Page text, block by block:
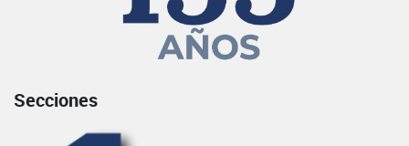
Secciones